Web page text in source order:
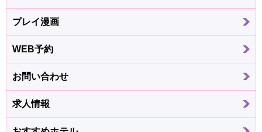
プレイ漫画
WEB予約
お問い合わせ
求人情報